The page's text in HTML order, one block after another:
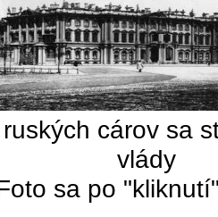
cárov sa
vlády
sa po